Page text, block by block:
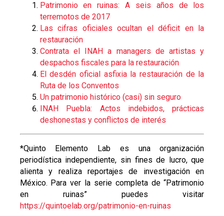
Patrimonio en ruinas: A seis años de los
terremotos de 2017
Las cifras oficiales ocultan el déficit en la
restauración
Contrata el INAH a managers de artistas y
despachos fiscales para la restauración
El desdén oficial asfixia la restauración de la
Ruta de los Conventos
Un patrimonio histórico (casi) sin seguro
INAH Puebla: Actos indebidos, prácticas
deshonestas y conflictos de interés
*Quinto Elemento Lab es una organización
periodística independiente, sin fines de lucro, que
alienta y realiza reportajes de investigación en
México. Para ver la serie completa de “Patrimonio
en ruinas” puedes visitar
https://quintoelab.org/patrimonio-en-ruinas